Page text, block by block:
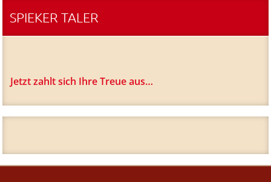
SPIEKER TALER
Jetzt zahlt sich Ihre Treue aus…